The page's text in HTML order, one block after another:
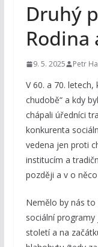
Druhý
Rodina
9. 5. 2025 Petr
V 60. a 70. letech,
chudobě“ a kdy
chápali úředníci
konkurenta
vedena jen proti
institucím a
později a v o
Nemělo by nás to
sociální programy
století a na